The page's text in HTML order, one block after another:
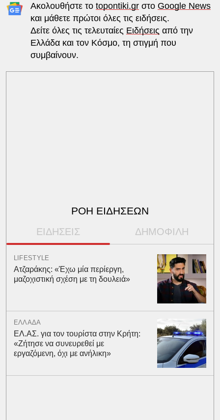
Ακολουθήστε το topontiki.grστο Google News
και μάθετε πρώτοι όλες τις ειδήσεις.
Δείτε όλες τις τελευταίες Ειδήσεις από την
Ελλάδα και τον Κόσμο, τη στιγμή που
συμβαίνουν.
ΡΟΗ ΕΙΔΗΣΕΩΝ
ΕΙΔΗΣΕΙΣ ΔΗΜΟΦΙΛΗ
LIFESTYLE
Ατζαράκης: «Έχω μία περίεργη,
μαζοχιστική σχέση με τη δουλειά»
ΕΛΛΑΔΑ
ΕΛ.ΑΣ. για τον τουρίστα στην Κρήτη:
«Ζήτησε να συνευρεθεί με
εργαζόμενη, όχι με ανήλικη»